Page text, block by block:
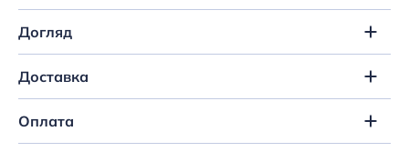
Догляд
Доставка
Оплата